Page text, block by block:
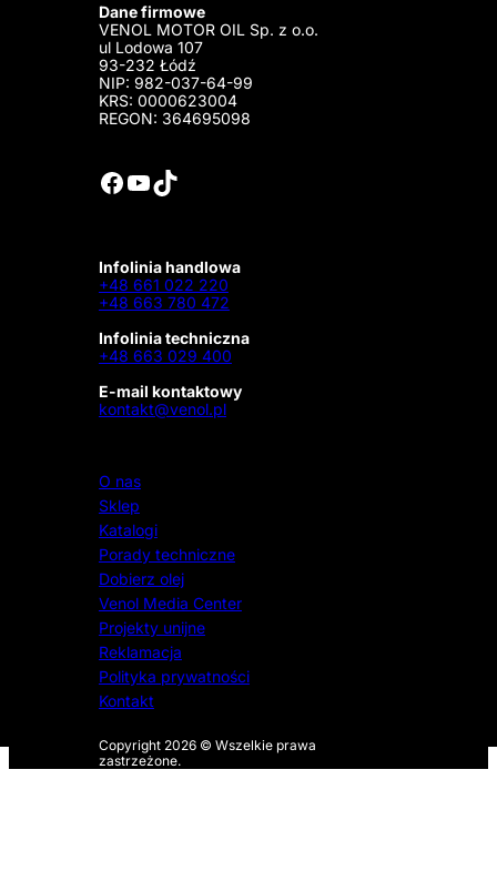
Dane firmowe
VENOL MOTOR OIL Sp. z o.o.
ul Lodowa 107
93-232 Łódź
NIP: 982-037-64-99
KRS: 0000623004
REGON: 364695098
Facebook YouTube TikTok
Infolinia handlowa
+48 661 022 220
+48 663 780 472
Infolinia techniczna
+48 663 029 400
E-mail kontaktowy
kontakt@venol.pl
O nas
Sklep
Katalogi
Porady techniczne
Dobierz olej
Venol Media Center
Projekty unijne
Reklamacja
Polityka prywatności
Kontakt
Copyright 2026 © Wszelkie prawa
zastrzeżone.